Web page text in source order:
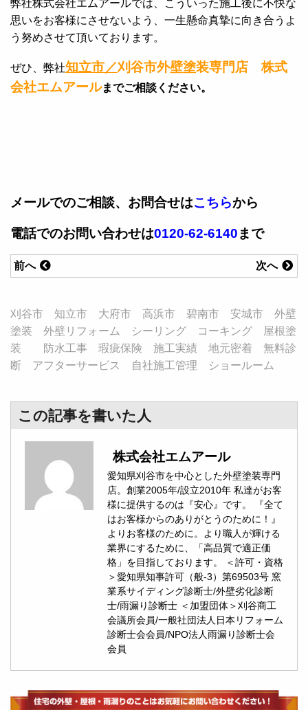
弊社株式会社エムアールでは、こういった施工後に不快な
思いをお客様にさせないよう、一生懸命真摯に向き合うよ
う努めさせて頂いております。
ぜひ、弊社知立市／刈谷市外壁塗装専門店 株式
会社エムアールまでご相談ください。
メールでのご相談、お問合せはこちらから
電話でのお問い合わせは0120-62-6140まで
次へ
前へ
刈谷市 知立市 大府市 高浜市 碧南市 安城市 外壁
塗装 外壁リフォーム シーリング コーキング 屋根塗
装 防水工事 瑕疵保険 施工実績 地元密着 無料診
断 アフターサービス 自社施工管理 ショールーム
この記事を書いた人
株式会社エムアール
愛知県刈谷市を中心とした外壁塗装専門
店。創業2005年/設立2010年 私達がお客
様に提供するのは『安心』です。 『全て
はお客様からのありがとうのために！』
よりお客様のために。より職人が輝ける
業界にするために、「高品質で適正価
格」を目指しております。 ＜許可・資格
＞愛知県知事許可（般-3）第69503号 窯
業系サイディング診断士/外壁劣化診断
士/雨漏り診断士 ＜加盟団体＞刈谷商工
会議所会員/一般社団法人日本リフォーム
診断士会会員/NPO法人雨漏り診断士会
会員